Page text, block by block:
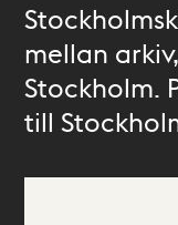
mellan
Stockholm.
till